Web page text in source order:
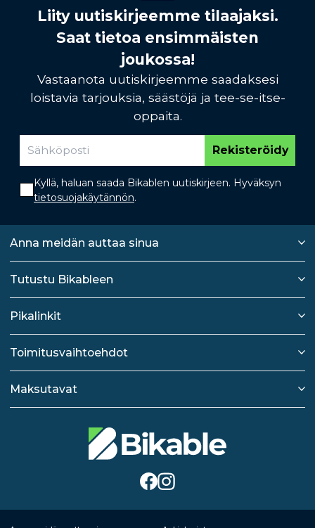
Liity uutiskirjeemme tilaajaksi.
Saat tietoa ensimmäisten
joukossa!
Vastaanota uutiskirjeemme saadaksesi
loistavia tarjouksia, säästöjä ja tee-se-itse-
oppaita.
Rekisteröidy
Kyllä, haluan saada Bikablen uutiskirjeen. Hyväksyn
tietosuojakäytännön.
Anna meidän auttaa sinua
Tutustu Bikableen
Pikalinkit
Toimitusvaihtoehdot
Maksutavat